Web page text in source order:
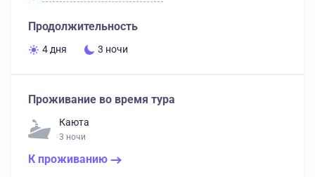
Продолжительность
4 дня 3 ночи
Проживание во время тура
Каюта
3 ночи
К проживанию